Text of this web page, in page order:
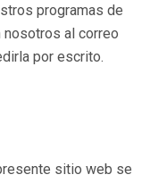
programas de
al correo
por escrito.
sitio web se